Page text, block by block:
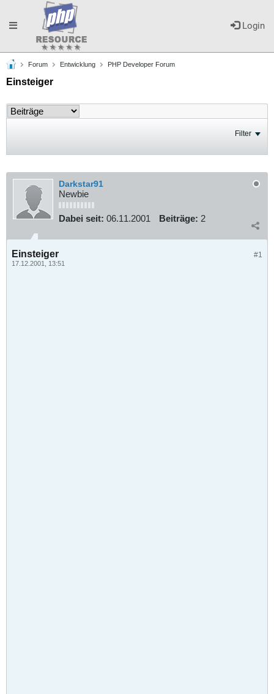
Login
Toggle
navigation
Forum Entwicklung PHP Developer Forum
Einsteiger
Filter
Darkstar91
Newbie
Dabei seit: 06.11.2001 Beiträge: 2
#1
Einsteiger
17.12.2001, 13:51